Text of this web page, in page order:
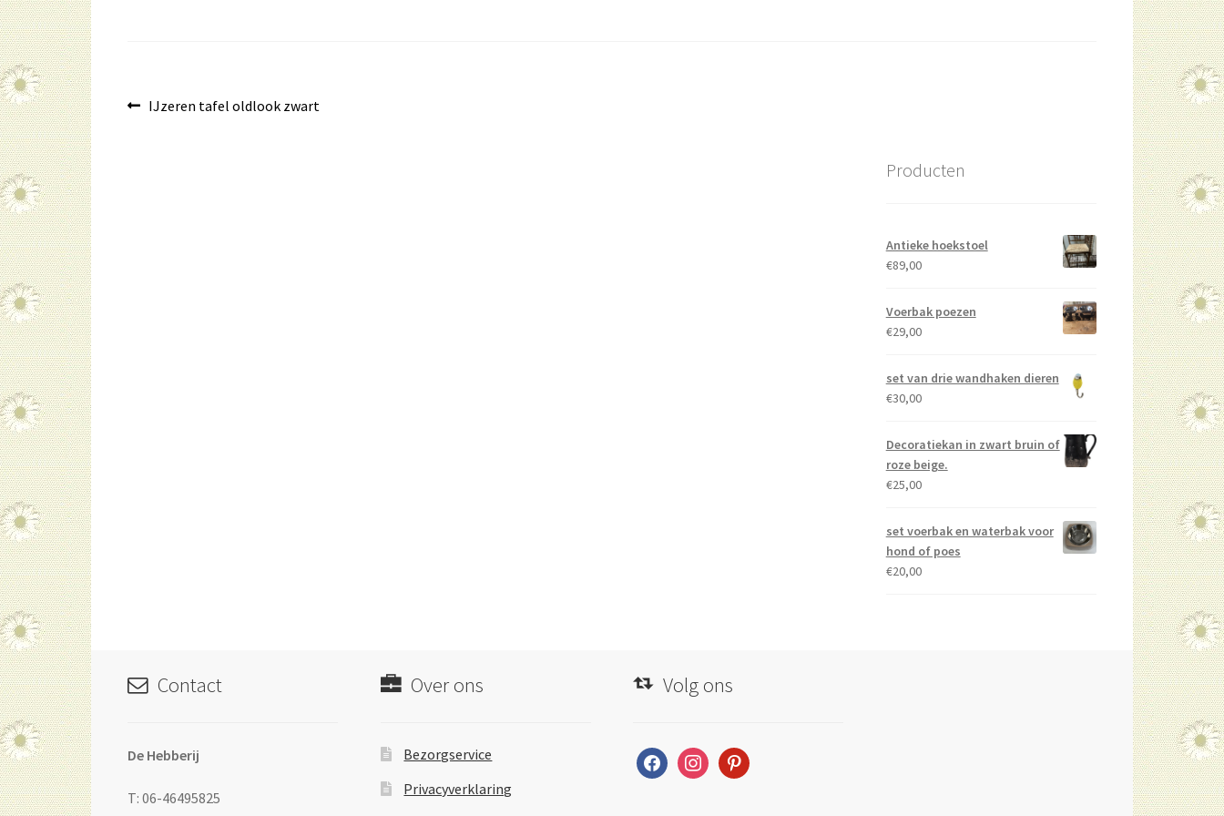
Bericht
Vorig
IJzeren tafel oldlook zwart
Producten
Antieke hoekstoel
€89,00
Voerbak poezen
€29,00
set van drie wandhaken dieren
€30,00
Decoratiekan in zwart bruin of
roze beige.
€25,00
set voerbak en waterbak voor
hond of poes
€20,00
Contact
De Hebberij
T: 06-46495825
Over ons
Bezorgservice
Privacyverklaring
Volg ons
facebookinstagrampinterest